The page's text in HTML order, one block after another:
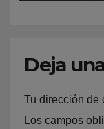
Deja
Tu dirección de
Los campos